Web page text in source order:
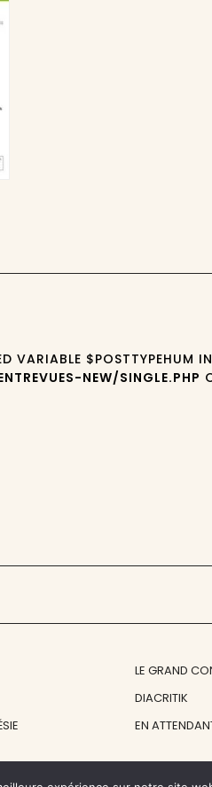
VARIABLE $POSTTYPEHUM IN
NEW/SINGLE.PHP
LE GRAND
DIACRITIK
EN